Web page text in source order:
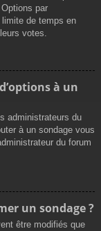
par
de temps en
votes.
à un
administrateurs du
à un sondage vous
du forum
un sondage ?
être modifiés que